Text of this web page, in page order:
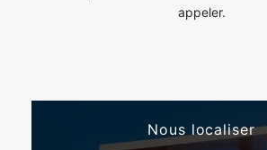
appeler.
Nous localiser